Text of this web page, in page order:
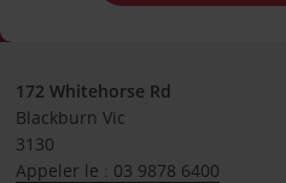
172 Whitehorse Rd
Blackburn Vic
3130
Appeler le : 03 9878 6400